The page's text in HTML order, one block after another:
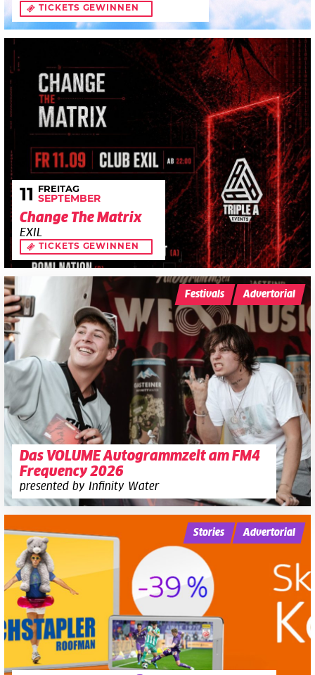
TICKETS GEWINNEN
11 FREITAG
SEPTEMBER
Change The Matrix
EXIL
TICKETS GEWINNEN
Das VOLUME Autogrammzelt am FM4
Frequency 2026
presented by Infinity Water
Festivals Advertorial
Stories Advertorial